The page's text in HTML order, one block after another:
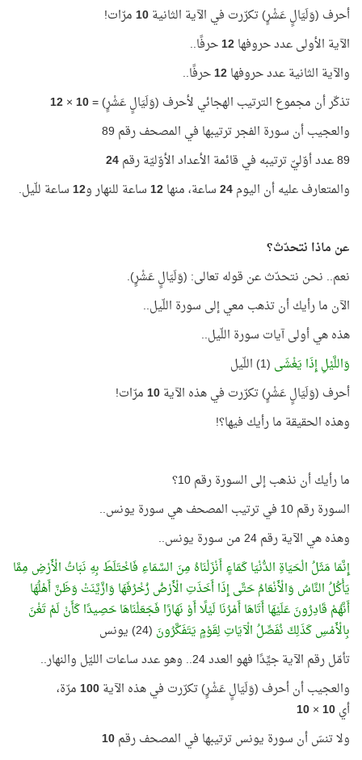
أحرف (وَلَيَالٍ عَشْرٍ) تكرّرت في الآية الثانية10مرّات!
الآية الأولى عدد حروفها12حرفًا..
والآية الثانية عدد حروفها12حرفًا..
تذكّر أن مجموع الترتيب الهجائي لأحرف (وَلَيَالٍ عَشْرٍ) =10
×
12
والعجيب أن سورة الفجر ترتيبها في المصحف رقم 89
89 عدد أوّليّ ترتيبه في قائمة الأعداد الأوّليّة رقم
24
والمتعارف عليه أن اليوم24ساعة، منها12ساعة للنهار و12ساعة للّيل.
عن ماذا نتحدّث؟
نعم.. نحن نتحدّث عن قوله تعالى: (وَلَيَالٍ عَشْرٍ).
الآن ما رأيك أن تذهب معي إلى سورة اللّيل..
هذه هي أولى آيات سورة اللّيل..
وَاللَّيْلِ إِذَا يَغْشَى (1) اللّيل
أحرف (وَلَيَالٍ عَشْرٍ) تكرّرت في هذه الآية10مرّات!
وهذه الحقيقة ما رأيك فيها؟!
ما رأيك أن نذهب إلى السورة رقم 10؟
السورة رقم 10 في ترتيب المصحف هي سورة يونس..
وهذه هي الآية رقم 24 من سورة يونس..
إِنَّمَا مَثَلُ الْحَيَاةِ الدُّنْيَا كَمَاءٍ أَنْزَلْنَاهُ مِنَ السَّمَاءِ فَاخْتَلَطَ بِهِ نَبَاتُ الْأَرْضِ مِمَّا
يَأْكُلُ النَّاسُ وَالْأَنْعَامُ حَتَّى إِذَا أَخَذَتِ الْأَرْضُ زُخْرُفَهَا وَازَّيَّنَتْ وَظَنَّ أَهْلُهَا
أَنَّهُمْ قَادِرُونَ عَلَيْهَا أَتَاهَا أَمْرُنَا لَيْلًا أَوْ نَهَارًا فَجَعَلْنَاهَا حَصِيدًا كَأَنْ لَمْ تَغْنَ
بِالْأَمْسِ كَذَلِكَ نُفَصِّلُ الْآيَاتِ لِقَوْمٍ يَتَفَكَّرُونَ (24) يونس
تأمّل رقم الآية جيِّدًا فهو العدد 24.. وهو عدد ساعات الليّل والنهار..
والعجيب أن أحرف (وَلَيَالٍ عَشْرٍ) تكرّرت في هذه الآية100مرّة،
أي10
×
10
ولا تنسَ أن سورة يونس ترتيبها في المصحف رقم10